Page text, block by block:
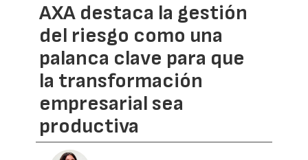
AXA destaca la gestión
del riesgo como una
palanca clave para que
la transformación
empresarial sea
productiva